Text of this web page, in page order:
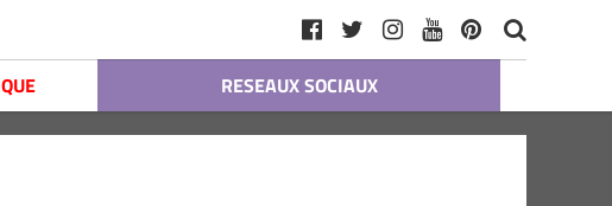
RESEAUX SOCIAUX